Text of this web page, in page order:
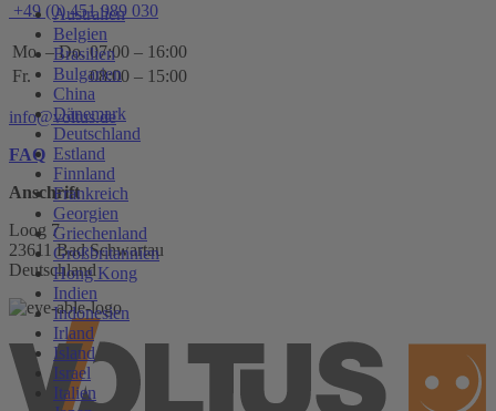
Australien
Belgien
Brasilien
Bulgarien
China
Dänemark
Deutschland
Estland
Finnland
Frankreich
Georgien
Griechenland
Großbritannien
Hong Kong
Indien
Indonesien
Irland
Island
Israel
Italien
+49 (0) 451 989 030
Mo. – Do. 07:00 – 16:00
Fr.
08:00 – 15:00
info@voltus.de
FAQ
Anschrift
Loog 7
23611 Bad Schwartau
Deutschland